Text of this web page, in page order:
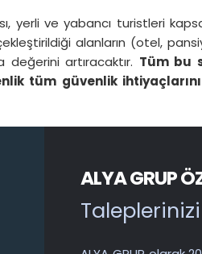
yerli ve yabancı turistleri
alanların (otel,
artıracaktır. Tüm bu
tüm güvenlik
ALYA GRUP